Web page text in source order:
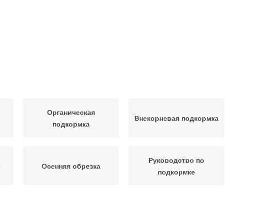
Органическая
подкормка
Внекорневая подкормка
Осенняя обрезка
Руководство по
подкормке